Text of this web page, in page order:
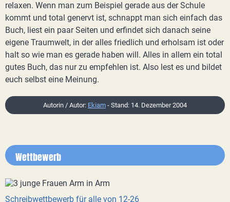
relaxen. Wenn man zum Beispiel gerade aus der Schule
kommt und total genervt ist, schnappt man sich einfach das
Buch, liest ein paar Seiten und erfindet sich danach seine
eigene Traumwelt, in der alles friedlich und erholsam ist oder
halt so wie man es gerade haben will. Alles in allem ein total
gutes Buch, das nur zu empfehlen ist. Also lest es und bildet
euch selbst eine Meinung.
Autorin / Autor: Ekiam - Stand: 14. Dezember 2004
Wettbewerb
Schreibwettbewerb für alle von 12-26